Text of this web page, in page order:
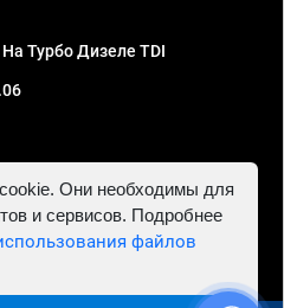
Турбо Дизеле TDI
ИНН 781302555843,
Они необходимы для
и сервисов. Подробнее
файлов